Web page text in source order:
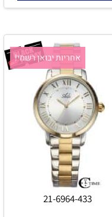
אחריות יבואן רשמי!
21-6964-433